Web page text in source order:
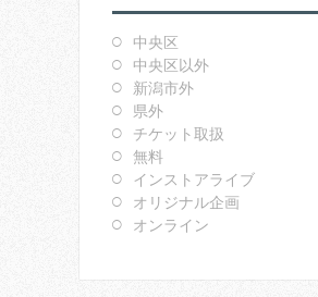
中央区
中央区以外
新潟市外
県外
チケット取扱
無料
インストアライブ
オリジナル企画
オンライン